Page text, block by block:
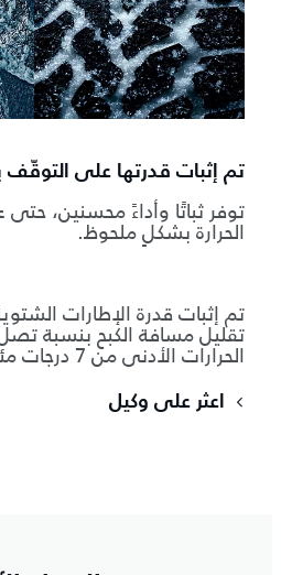
تم إثبات قدرتها على
توفر ثباتًا وأداءً محسنين،
الحرارة بشكلٍ ملحوظ.
تم إثبات قدرة الإطارات
الحرارات الأدنى من 7 درجات مئوية.
اعثر على وكيل